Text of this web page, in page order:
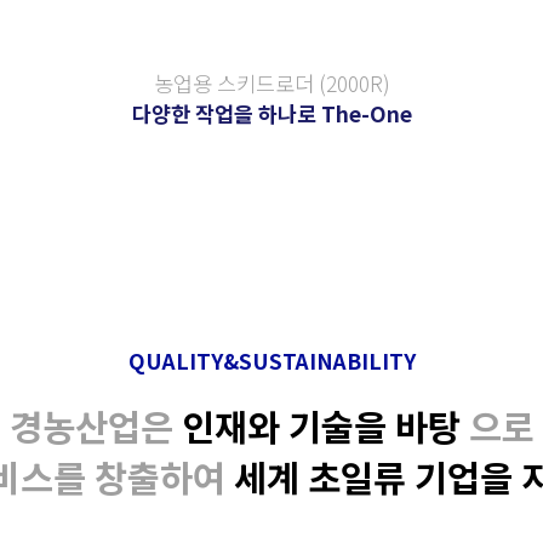
농업용 스키드로더 (2000R)
다양한 작업을 하나로 The-One
QUALITY&SUSTAINABILITY
경농산업은 인재와 기술을 바탕으로
스를 창출하여 세계 초일류 기업을